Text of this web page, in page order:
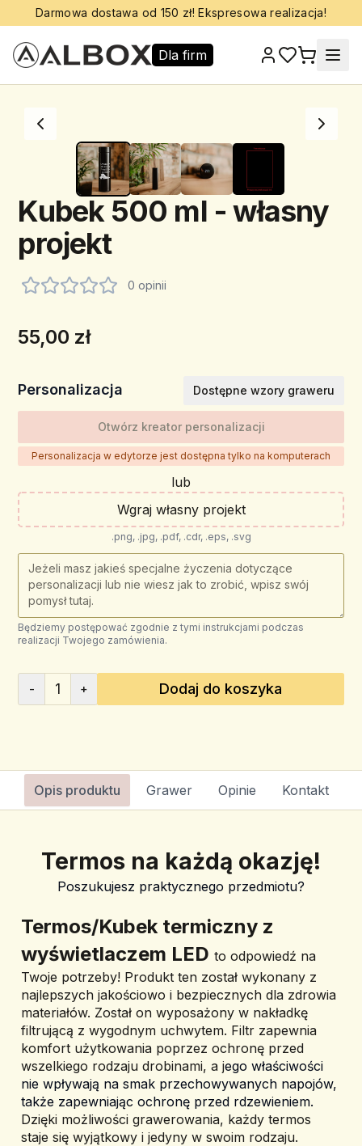
Darmowa dostawa od 150 zł! Ekspresowa realizacja!
Dla firm
Kubek 500 ml - własny
projekt
0 opinii
55,00 zł
Personalizacja Dostępne wzory graweru
Otwórz kreator personalizacji
Personalizacja w edytorze jest dostępna tylko na komputerach
lub
Wgraj własny projekt
.png, .jpg, .pdf, .cdr, .eps, .svg
Będziemy postępować zgodnie z tymi instrukcjami podczas
realizacji Twojego zamówienia.
- 1 + Dodaj do koszyka
Opis produktu Grawer Opinie Kontakt
Termos na każdą okazję!
Poszukujesz praktycznego przedmiotu?
Termos/Kubek termiczny z
wyświetlaczem LED to odpowiedź na
Twoje potrzeby! Produkt ten został wykonany z
najlepszych jakościowo i bezpiecznych dla zdrowia
materiałów. Został on wyposażony w nakładkę
filtrującą z wygodnym uchwytem. Filtr zapewnia
komfort użytkowania poprzez ochronę przed
wszelkiego rodzaju drobinami, a jego właściwości
nie wpływają na smak przechowywanych napojów,
Dzięki możliwości grawerowania, każdy termos
staje się wyjątkowy i jedyny w swoim rodzaju.